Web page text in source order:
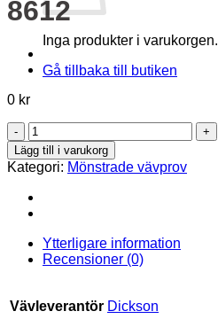
Inga produkter i varukorgen.
Gå tillbaka till butiken
8612
0 kr
8612
mängd
Lägg till i varukorg
Kategori: Mönstrade vävprov
Ytterligare information
Recensioner (0)
Vävleverantör Dickson